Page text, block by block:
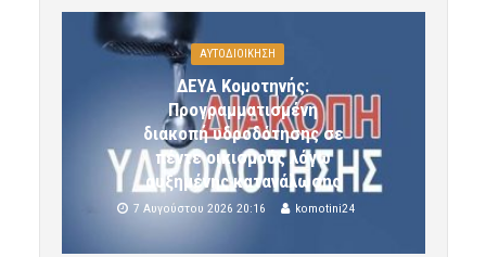
ΑΥΤΟΔΙΟΙΚΗΣΗ
ΔΕΥΑ Κομοτηνής:
Προγραμματισμένη
διακοπή υδροδότησης σε
πέντε οικισμούς λόγω
αυξημένης κατανάλωσης
7 Αυγούστου 2026 20:16 komotini24